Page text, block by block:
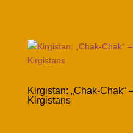
Kirgistan: „Chak-
Kirgistans